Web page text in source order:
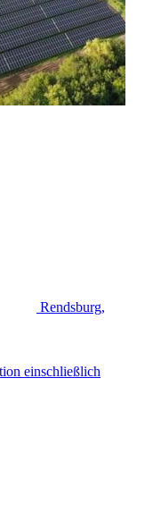
Rendsburg,
einschließlich